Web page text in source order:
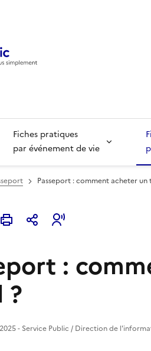
Fiches pratiques
par événement de vie
Passeport : comment acheter un
favoris
:
?
- Service Public / Direction de